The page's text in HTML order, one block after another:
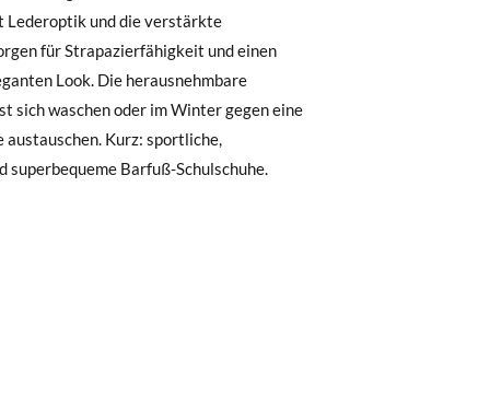
superbequeme Barfuß-Schulschuhe.
zu starten. Wenn Sie als Gast bestellt
sowie die beim Kauf verwendete E-
gesendet.
Verwendung des bereitgestellten
Größe oder den